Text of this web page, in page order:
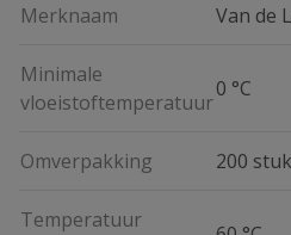
Merknaam Van de
Minimale
vloeistoftemperatuur
0 °C
Omverpakking 200
Temperatuur